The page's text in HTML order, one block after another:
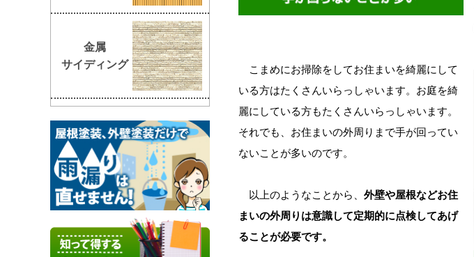
こまめにお掃除をしてお住まいを綺麗にして
いる方はたくさんいらっしゃいます。お庭を綺
麗にしている方もたくさんいらっしゃいます。
それでも、お住まいの外周りまで手が回ってい
ないことが多いのです。
以上のようなことから、外壁や屋根などお住
まいの外周りは意識して定期的に点検してあげ
ることが必要です。
金属
サイディング